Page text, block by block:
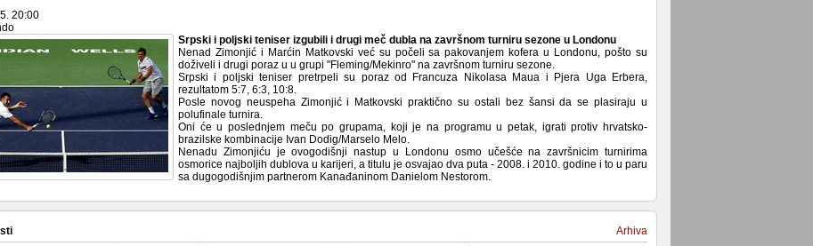
20:00
Srpski i poljski teniser izgubili i drugi meč dubla na završnom turniru sezone u Londonu
Nenad Zimonjić i Marćin Matkovski već su počeli sa pakovanjem kofera u Londonu, pošto su
doživeli i drugi poraz u u grupi "Fleming/Mekinro" na završnom turniru sezone.
Srpski i poljski teniser pretrpeli su poraz od Francuza Nikolasa Maua i Pjera Uga Erbera,
rezultatom 5:7, 6:3, 10:8.
Posle novog neuspeha Zimonjić i Matkovski praktično su ostali bez šansi da se plasiraju u
polufinale turnira.
Oni će u poslednjem meču po grupama, koji je na programu u petak, igrati protiv hrvatsko-
brazilske kombinacije Ivan Dodig/Marselo Melo.
Nenadu Zimonjiću je ovogodišnji nastup u Londonu osmo učešće na završnicim turnirima
osmorice najboljih dublova u karijeri, a titulu je osvajao dva puta - 2008. i 2010. godine i to u paru
sa dugogodišnjim partnerom Kanađaninom Danielom Nestorom.
Arhiva